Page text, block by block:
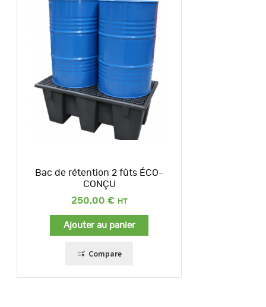
Bac de rétention 2 fûts ÉCO-
CONÇU
250,00 €
Ajouter au panier
Compare